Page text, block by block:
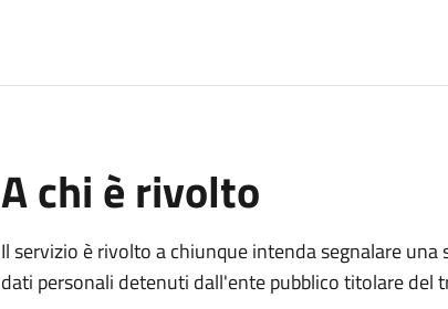
A chi è rivolto
Il servizio è rivolto a chiunque intenda segnalare una
dati personali detenuti dall'ente pubblico titolare del